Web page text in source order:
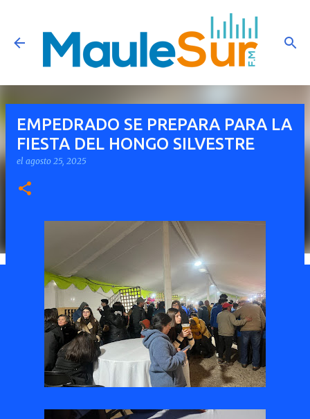
Ir al contenido principal
EMPEDRADO SE PREPARA PARA LA
FIESTA DEL HONGO SILVESTRE
el agosto 25, 2025